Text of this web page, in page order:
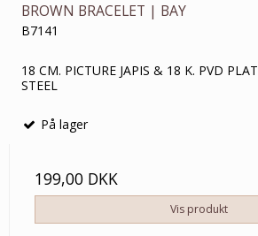
BROWN BRACELET | BAY
B7141
18 CM. PICTURE JAPIS & 18 K. PVD
STEEL
På lager
199,00 DKK
Vis produkt